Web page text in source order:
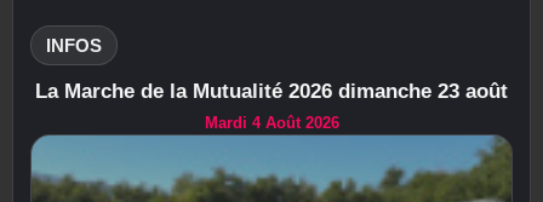
INFOS
La Marche de la Mutualité 2026 dimanche 23 août
Mardi 4 Août 2026